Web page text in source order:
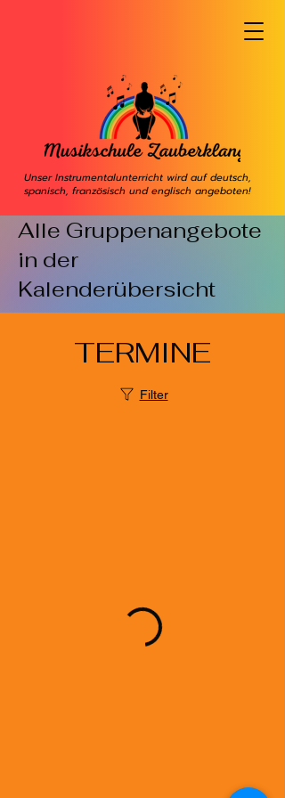
Unser Instrumentalunterricht wird auf deutsch,
spanisch, französisch und englisch angeboten!
Alle Gruppenangebote
in der
Kalenderübersicht
TERMINE
Filter